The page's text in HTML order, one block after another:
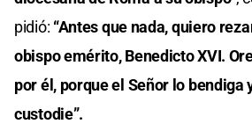
pidió: “Antes que nada, quiero
obispo emérito, Benedicto XVI.
por él, porque el Señor lo bendiga
custodie”.